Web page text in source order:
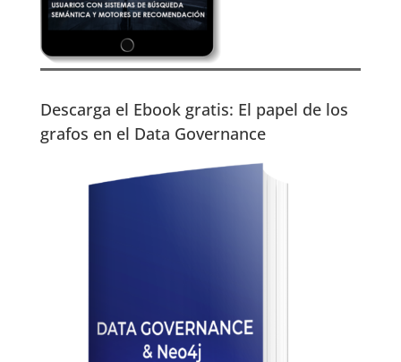
Descarga el Ebook gratis: El papel de los
grafos en el Data Governance